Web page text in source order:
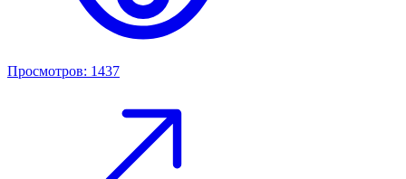
Просмотров: 1437